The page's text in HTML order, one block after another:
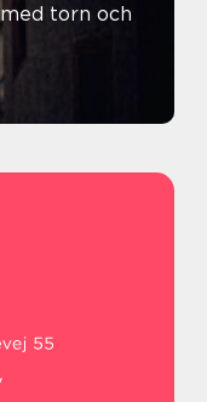
torn och